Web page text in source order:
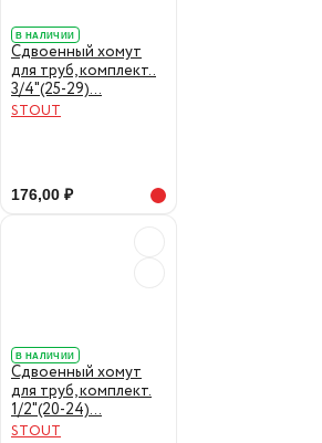
В НАЛИЧИИ
Сдвоенный хомут
для труб, комплект..
3/4"(25-29)...
STOUT
176,00 ₽
В НАЛИЧИИ
Сдвоенный хомут
для труб, комплект.
1/2"(20-24)...
STOUT